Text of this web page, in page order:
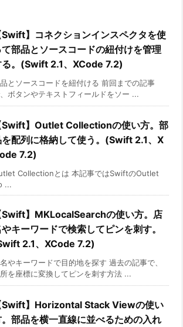
Swift】コネクションインスペクタを使
て部品とソースコードの紐付けを管理
る。(Swift 2.1、XCode 7.2)
とソースコードを紐付ける 前回までの記事
ボタンやテキストフィールドをソー ...
Swift】Outlet Collectionの使い方。部
配列に格納して使う。(Swift 2.1、X
7.2)
Collectionとは 本記事ではSwiftのOutlet
...
Swift】MKLocalSearchの使い方。店
キーワードで検索してピンを刺す。
2.1、XCode 7.2)
やキーワードで目的地を探す 過去の記事で、
を座標に変換してピンを刺す方法 ...
Swift】Horizontal Stack Viewの使い
部品を横一直線に並べるための入れ